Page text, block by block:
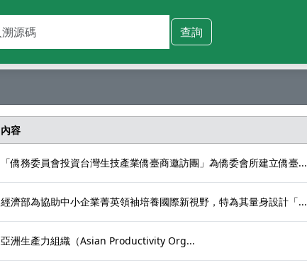
內容
「僑務委員會投資台灣生技產業僑臺商邀訪團」為僑委會所建立僑臺...
經濟部為協助中小企業菁英領袖培養國際新視野，特為其量身設計「...
亞洲生產力組織（Asian Productivity Org...